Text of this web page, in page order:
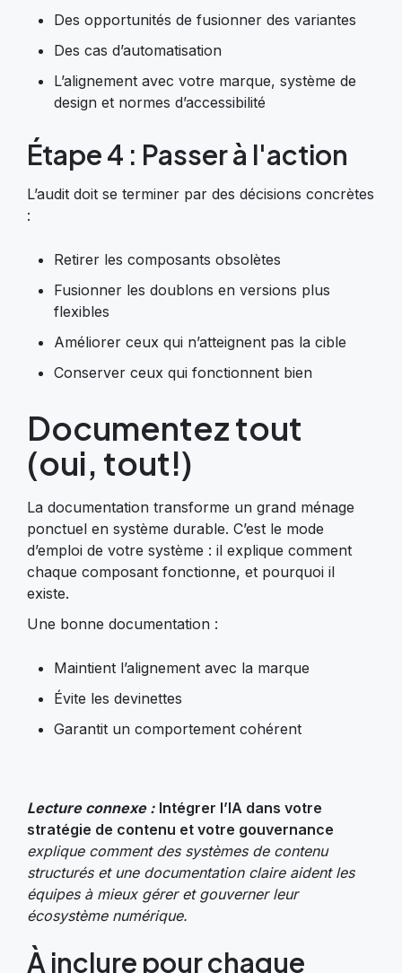
Des opportunités de fusionner des variantes
Des cas d’automatisation
L’alignement avec votre marque, système de
design et normes d’accessibilité
Étape 4 : Passer à l'action
L’audit doit se terminer par des décisions concrètes
:
Retirer les composants obsolètes
Fusionner les doublons en versions plus
flexibles
Améliorer ceux qui n’atteignent pas la cible
Conserver ceux qui fonctionnent bien
Documentez tout
(oui, tout!)
La documentation transforme un grand ménage
ponctuel en système durable. C’est le mode
d’emploi de votre système : il explique comment
chaque composant fonctionne, et pourquoi il
existe.
Une bonne documentation :
Maintient l’alignement avec la marque
Évite les devinettes
Garantit un comportement cohérent
Lecture connexe : Intégrer l’IA dans votre
stratégie de contenu et votre gouvernance
explique comment des systèmes de contenu
structurés et une documentation claire aident les
équipes à mieux gérer et gouverner leur
écosystème numérique.
À inclure pour chaque